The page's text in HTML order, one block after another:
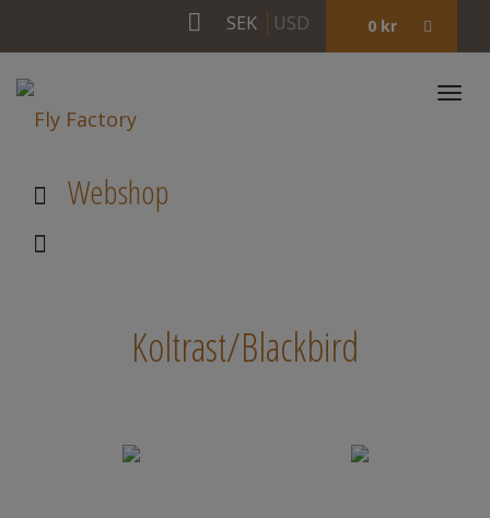
0 kr
SEK USD
Webshop
Koltrast/Blackbird